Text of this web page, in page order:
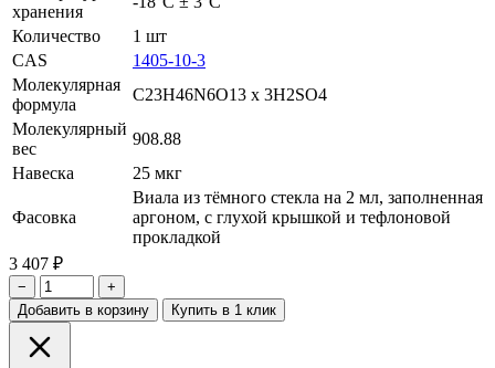
хранения
Количество
1 шт
CAS
1405-10-3
Молекулярная
формула
C23H46N6O13 x 3H2SO4
Молекулярный
вес
908.88
Навеска
25 мкг
Фасовка
Виала из тёмного стекла на 2 мл, заполненная
аргоном, с глухой крышкой и тефлоновой
прокладкой
3 407 ₽
−
+
Добавить в корзину
Купить в 1 клик